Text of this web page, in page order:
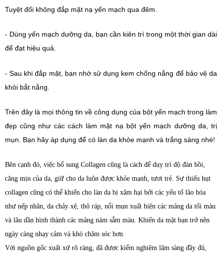
Tuyệt đối không đắp mặt nạ yến mạch qua đêm.
- Dùng yến mạch dưỡng da, bạn cần kiên trì trong một thời gian dài
để đạt hiệu quả.
- Sau khi đắp mặt, bạn nhớ sử dụng kem chống nắng để bảo vệ da
khỏi bắt nắng.
Trên đây là mọi thông tin về công dụng của bột yến mạch trong làm
đẹp cũng như các cách làm mặt nạ bột yến mạch dưỡng da, trị
mụn. Bạn hãy áp dụng để có làn da khỏe mạnh và trắng sáng nhé!
Bên cạnh đó, việc bổ sung Collagen cũng là cách để duy trì độ đàn hồi,
căng mịn của da, giữ cho da luôn được khỏe mạnh, tươi trẻ. Sự thiếu hụt
collagen cũng có thể khiến cho làn da bị xâm hại bởi các yếu tố lão hóa
như nếp nhăn, da chảy xệ, thô ráp, nổi mụn xuất hiện các mảng da tối màu
và lâu dần hình thành các mảng nám sẫm màu. Khiến da mặt bạn trở nên
ngày càng nhạy cảm và khó chăm sóc hơn.
Với nguồn gốc xuất xứ rõ ràng, đã được kiểm nghiệm lâm sàng đầy đủ,